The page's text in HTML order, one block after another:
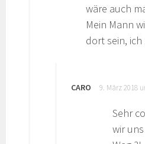
wäre auch
Mein Mann
dort sein, ich
CARO 9. März 2018
Sehr
wir